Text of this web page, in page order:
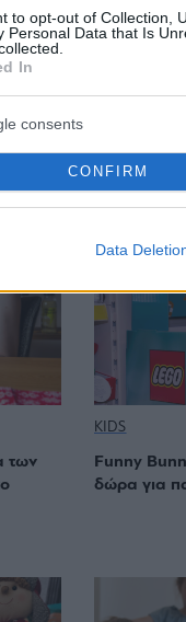
to opt-out of Collection,
Personal Data that Is
In
consents
CONFIRM
Data
KIDS
Ένα
των
KIDS
Funny
δώρα για